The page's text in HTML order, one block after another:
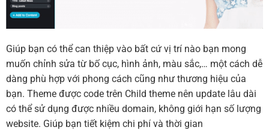
Giúp bạn có thể can thiệp vào bất cứ vị trí nào bạn mong
muốn chỉnh sửa từ bố cục, hình ảnh, màu sắc,… một cách dễ
dàng phù hợp với phong cách cũng như thương hiệu của
bạn. Theme được code trên Child theme nên update lâu dài
có thể sử dụng được nhiều domain, không giới hạn số lượng
website. Giúp bạn tiết kiệm chi phí và thời gian